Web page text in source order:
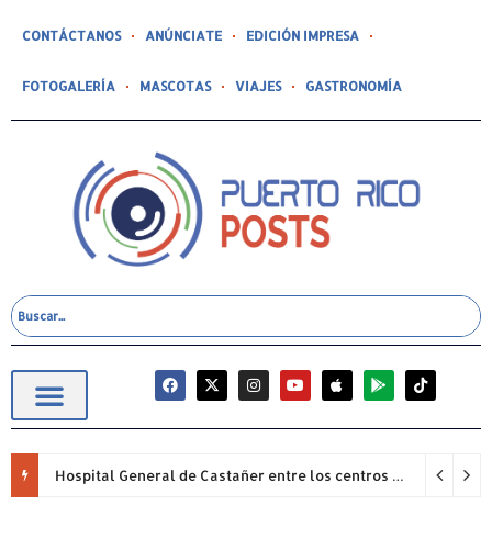
CONTÁCTANOS ANÚNCIATE EDICIÓN IMPRESA
FOTOGALERÍA MASCOTAS VIAJES GASTRONOMÍA
Hospital General de Castañer entre los centros de salud comunitarios con mejor desempeño clínico de Estados Unidos